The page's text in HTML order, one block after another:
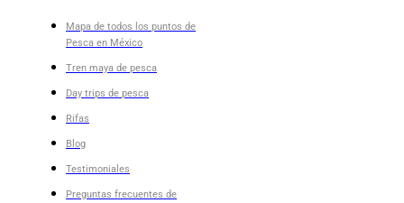
Mapa de todos los puntos de
Pesca en México
Tren maya de pesca
Day trips de pesca
Rifas
Blog
Testimoniales
Preguntas frecuentes de